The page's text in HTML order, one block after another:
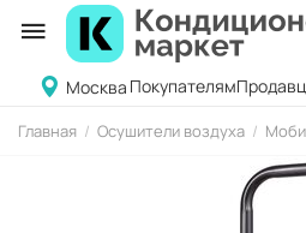
Москва Покупателям
Главная / Осушители воздуха /